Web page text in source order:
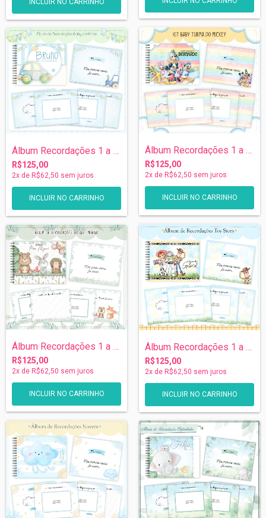
Álbum Recordações 1 a 5 anos - Carrinho
R$125,00
2x de R$62,50 sem juros
Álbum Recordações 1 a 5 anos - Turma do...
R$125,00
2x de R$62,50 sem juros
Álbum Recordações 1 a 5 anos - Bosque
R$125,00
2x de R$62,50 sem juros
Álbum Recordações 1 a 5 anos - Toy Story
R$125,00
2x de R$62,50 sem juros